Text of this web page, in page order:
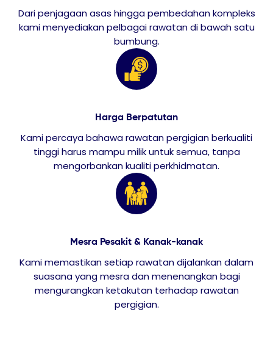
Dari penjagaan asas hingga pembedahan kompleks
kami menyediakan pelbagai rawatan di bawah satu
bumbung.
Harga Berpatutan
Kami percaya bahawa rawatan pergigian berkualiti
tinggi harus mampu milik untuk semua, tanpa
mengorbankan kualiti perkhidmatan.
Mesra Pesakit & Kanak-kanak
Kami memastikan setiap rawatan dijalankan dalam
suasana yang mesra dan menenangkan bagi
mengurangkan ketakutan terhadap rawatan
pergigian.